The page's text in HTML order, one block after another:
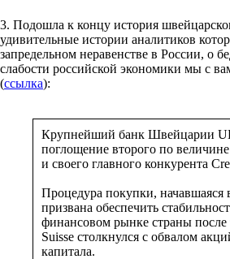
3. Подошла к концу история
удивительные истории аналитиков
запредельном неравенстве в России, о
слабости российской экономики мы с
(ссылка):
Крупнейший банк Швейцарии
поглощение второго по
и своего главного конкурента
Процедура покупки, начавшаяся
призвана обеспечить
финансовом рынке страны после
Suisse столкнулся с обвалом
капитала.